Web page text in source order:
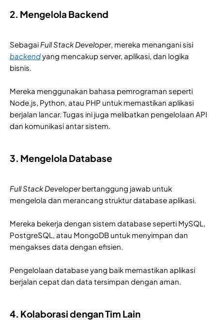
2. Mengelola Backend
Sebagai Full Stack Developer, mereka menangani sisi
backendyang mencakup server, aplikasi, dan logika
bisnis.
Mereka menggunakan bahasa pemrograman seperti
Node.js, Python, atau PHP untuk memastikan aplikasi
berjalan lancar. Tugas ini juga melibatkan pengelolaan API
dan komunikasi antar sistem.
3. Mengelola Database
Full Stack Developerbertanggung jawab untuk
mengelola dan merancang struktur database aplikasi.
Mereka bekerja dengan sistem database seperti MySQL,
PostgreSQL, atau MongoDB untuk menyimpan dan
mengakses data dengan efisien.
Pengelolaan database yang baik memastikan aplikasi
berjalan cepat dan data tersimpan dengan aman.
4. Kolaborasi dengan Tim Lain